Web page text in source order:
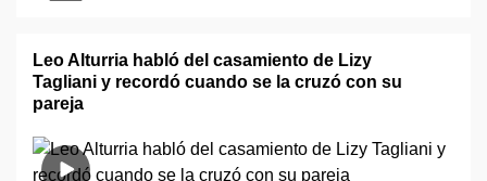
Leo Alturria habló del casamiento de Lizy
Tagliani y recordó cuando se la cruzó con su
pareja